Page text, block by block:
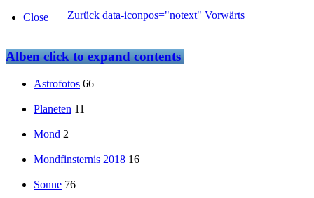
Zurück data-iconpos="notext" Vorwärts
Close
Albenclick to expand contents
Astrofotos 66
Planeten 11
Mond 2
Mondfinsternis 2018 16
Sonne 76